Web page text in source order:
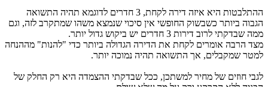
ההתלבטות היא איזה דירה לקחת, 3 חדרים לדוגמא תהיה התשואה
הגבוה ביותר כשבשוק החופשי אין סיכוי שנמצא משהו שמתקרב לזה, וגם
ממה שבדקתי לרוב דירות 3 חדרים יש ביקוש גדול יותר.
מצד הרבה אומרים לקחת את הדירה הגדולה ביותר כדי "להנות" מההנחה
למטר שמקבלים, אך התשואה תהיה נמוכה יותר.
לגבי חוזים של מחיר למשתכן, ככל שבדקתי ההצמדה היא רק החלק של